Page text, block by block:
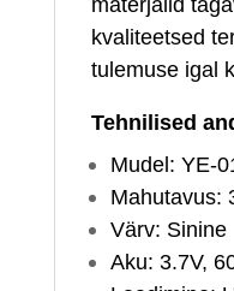
kvaliteetsed
tulemuse igal
Tehnilised
Mudel:
Mahutavus:
Värv: Sinine
Aku: 3.7V,